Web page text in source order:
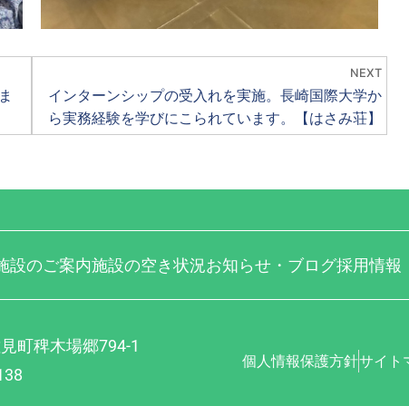
NEXT
インターンシップの受入れを実施。長崎国際大学か
ら実務経験を学びにこられています。【はさみ荘】
設のご案内施設の空き状況お知らせ・ブログ採用情報
町稗木場郷794-1
個人情報保護方針サイト